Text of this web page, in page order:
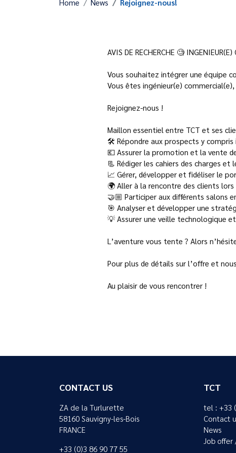
Home News Rejoignez-nous!
AVIS DE RECHERCHE 🧐 INGENIEUR(E)
Vous souhaitez intégrer une équipe
Vous êtes ingénieur(e)
Rejoignez-nous !
Maillon essentiel entre TCT et ses
🛠 Répondre aux prospects y
💶 Assurer la promotion et la vente
📃 Rédiger les cahiers des charges
📈 Gérer, développer et fidéliser le
🌍 Aller à la rencontre des clients
🤝🏼 Participer aux différents salons
🎯 Analyser et développer une
💡 Assurer une veille technologique
L’aventure vous tente ? Alors
Pour plus de détails sur l’offre et
Au plaisir de vous rencontrer !
CONTACT US
ZA de la Turlurette
58160 Sauvigny-les-Bois
FRANCE
+33 (0)3 86 90 77 55
TCT
tel : +33
Contact
News
Job offer